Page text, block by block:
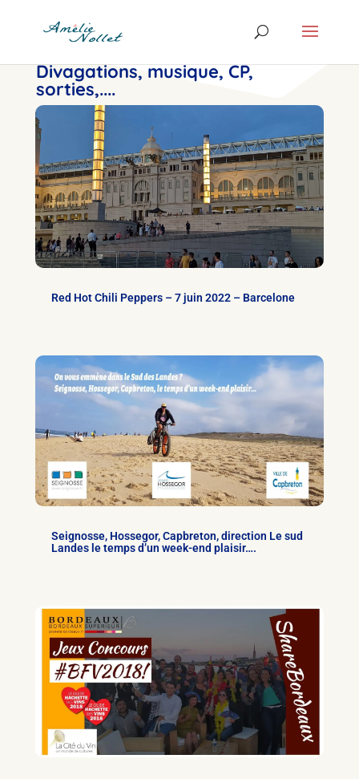
Divagations, musique, CP,
sorties,....
Red Hot Chili Peppers – 7 juin 2022 – Barcelone
Seignosse, Hossegor, Capbreton, direction Le sud
Landes le temps d’un week-end plaisir….